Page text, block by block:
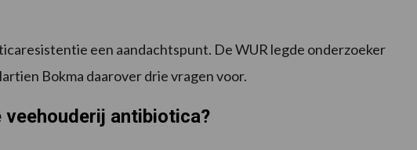
een aandachtspunt. De WUR legde onderzoeker
Bokma daarover drie vragen voor.
veehouderij antibiotica?